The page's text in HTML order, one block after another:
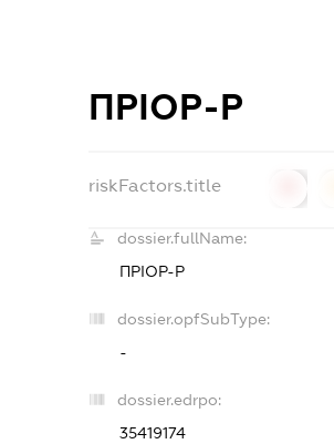
ПРІОР-Р
riskFactors.title
dossier.fullName:
ПРІОР-Р
dossier.opfSubType:
-
dossier.edrpo:
35419174